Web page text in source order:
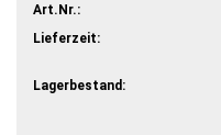
Art.Nr.:
Lieferzeit:
Lagerbestand: